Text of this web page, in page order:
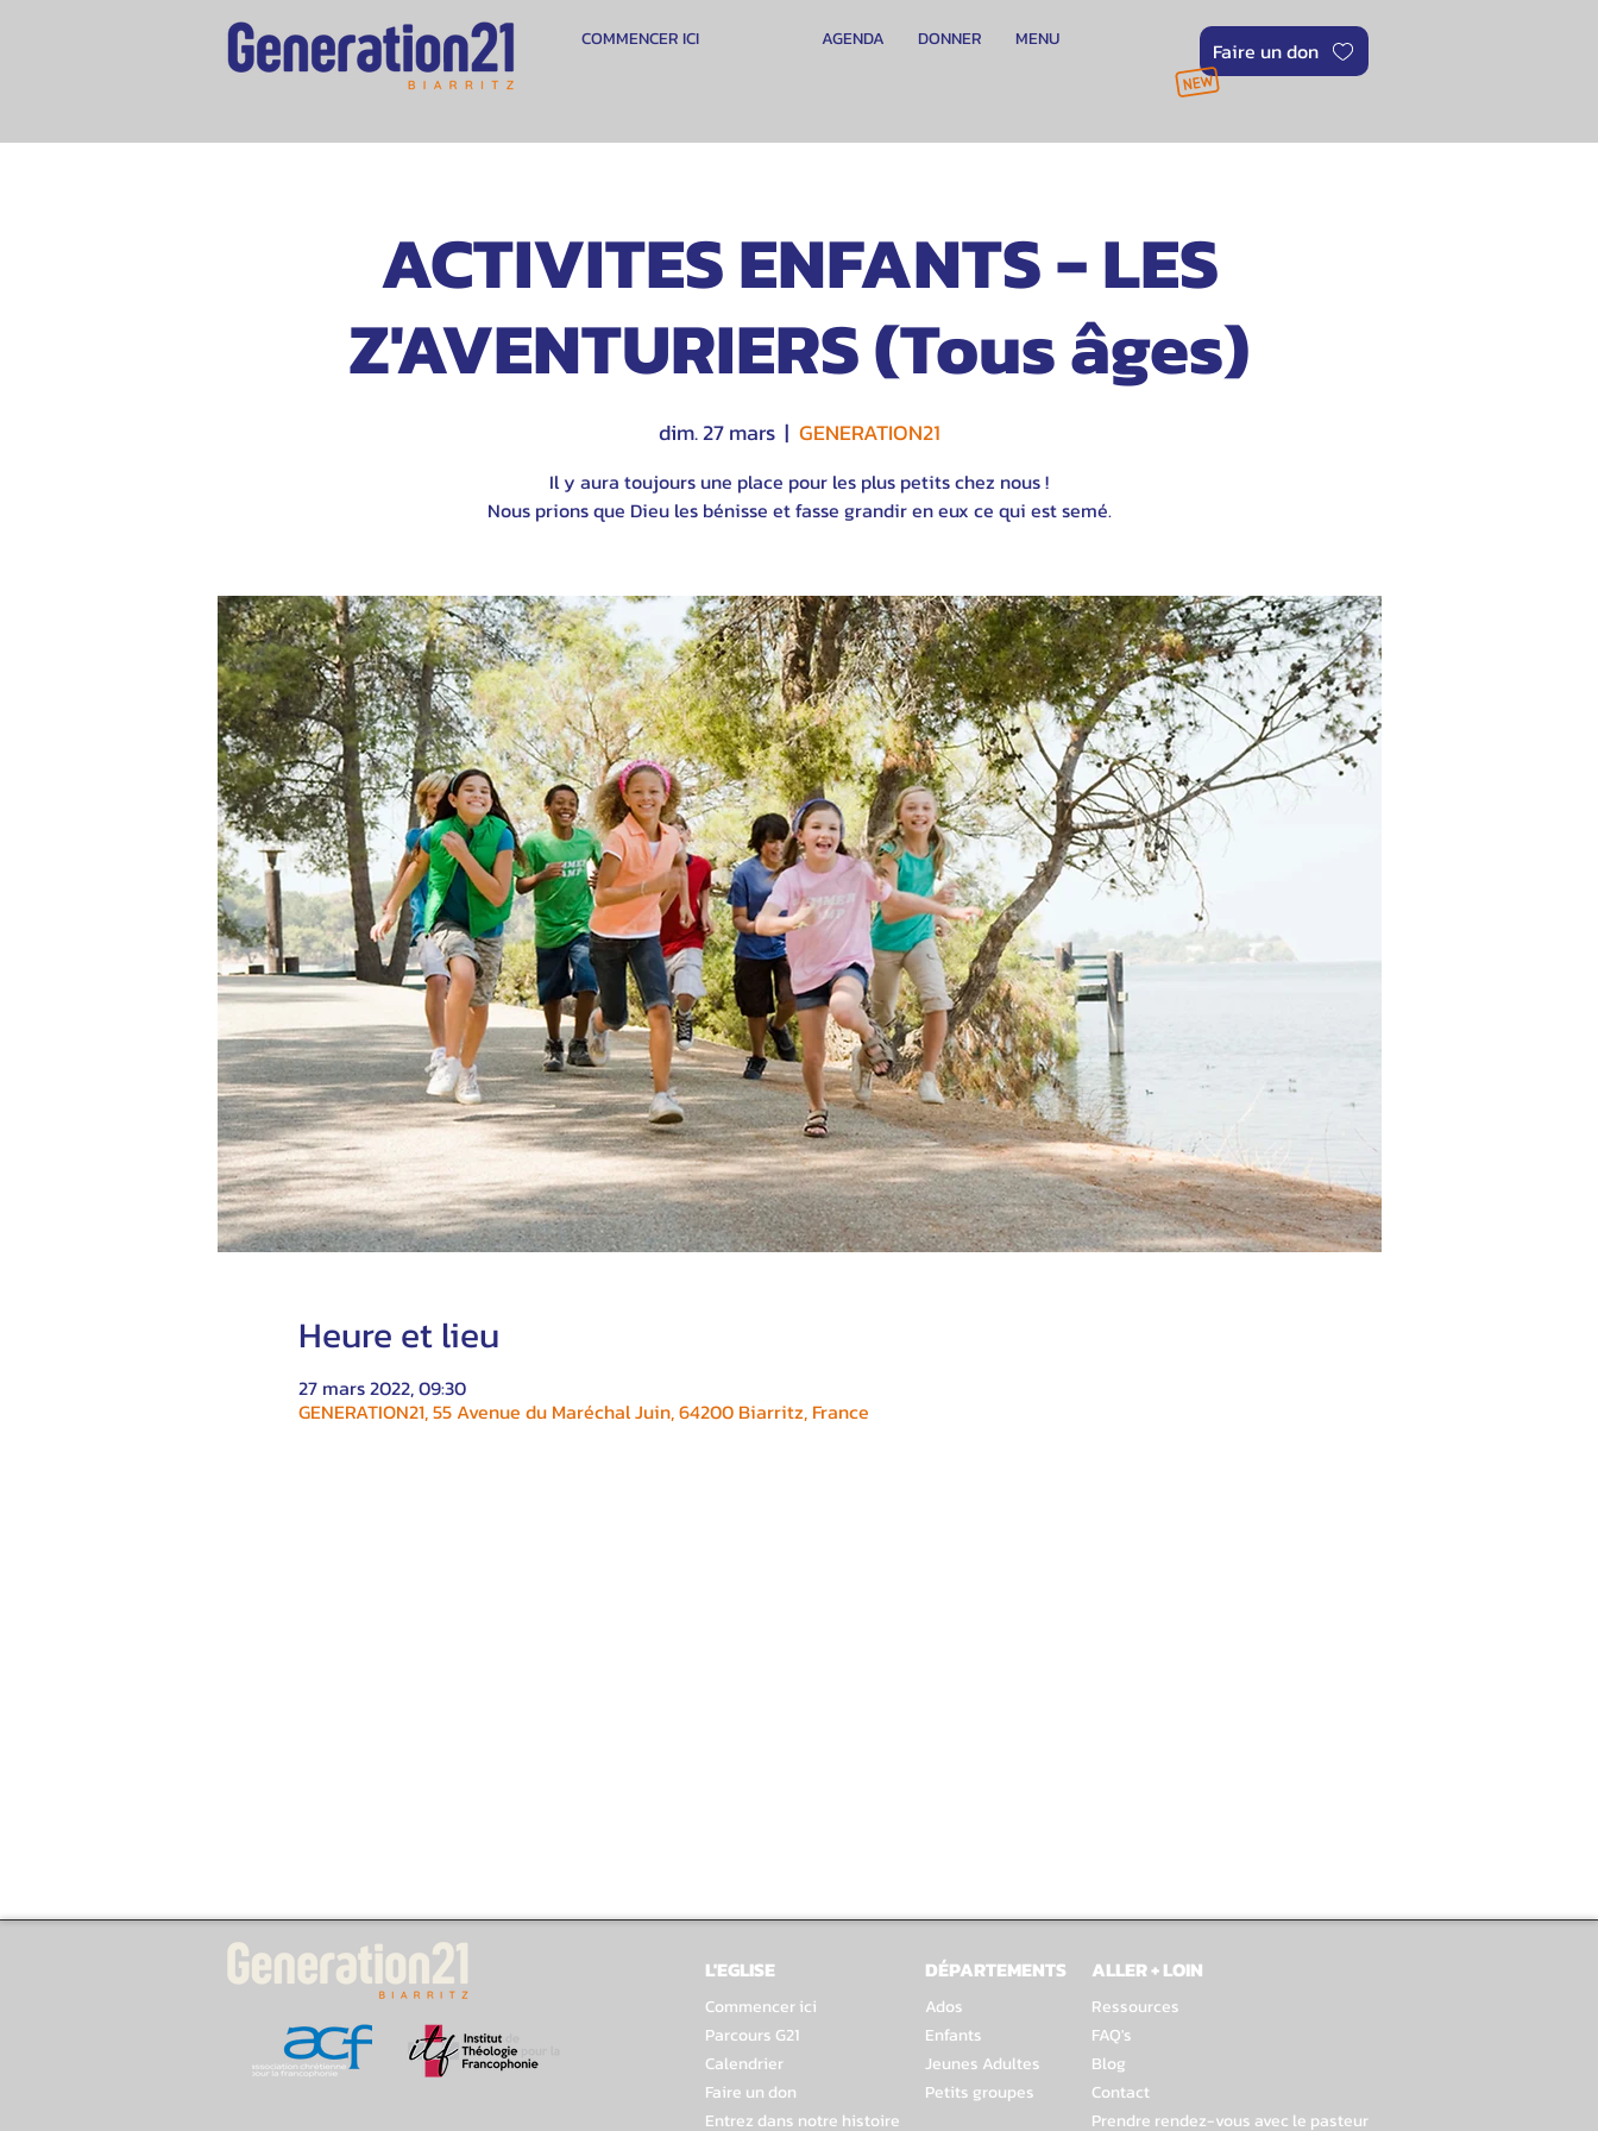
COMMENCER ICI DONNER MENU
AGENDA Faire un don
ACTIVITES ENFANTS - LES
Z'AVENTURIERS (Tous âges)
dim. 27 mars
  |
GENERATION21
Il y aura toujours une place pour les plus petits chez nous !
Nous prions que Dieu les bénisse et fasse grandir en eux ce qui est semé.
Heure et lieu
27 mars 2022, 09:30
GENERATION21, 55 Avenue du Maréchal Juin, 64200 Biarritz, France
L'EGLISE
Commencer ici
Parcours G21
Calendrier
Faire un don
Entrez dans notre histoire
DÉPARTEMENTS ALLER + LOIN
Ados
Enfants
Jeunes Adultes
Petits groupes
Ressources
FAQ's
Blog
Contact
Prendre rendez-vous avec le pasteur